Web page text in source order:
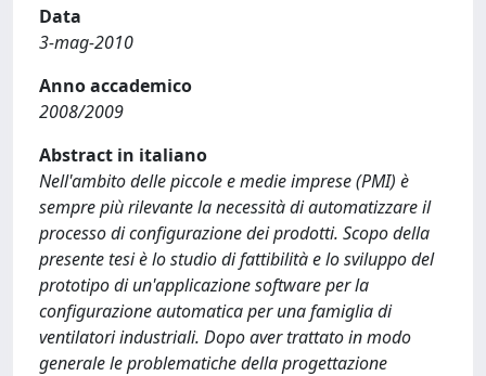
Data
3-mag-2010
Anno accademico
2008/2009
Abstract in italiano
Nell'ambito delle piccole e medie imprese (PMI) è
sempre più rilevante la necessità di automatizzare il
processo di configurazione dei prodotti. Scopo della
presente tesi è lo studio di fattibilità e lo sviluppo del
prototipo di un'applicazione software per la
configurazione automatica per una famiglia di
ventilatori industriali. Dopo aver trattato in modo
generale le problematiche della progettazione